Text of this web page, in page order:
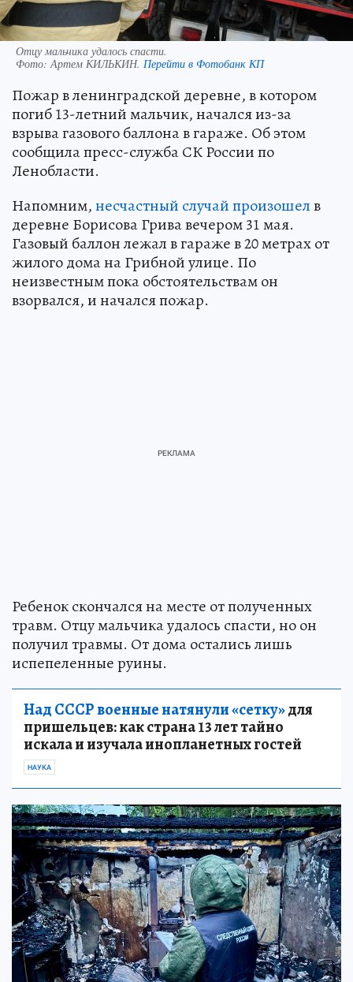
Отцу мальчика удалось спасти.
Фото:Артем КИЛЬКИН. Перейти в Фотобанк КП
Пожар в ленинградской деревне, в котором
погиб 13-летний мальчик, начался из-за
взрыва газового баллона в гараже. Об этом
сообщила пресс-служба СК России по
Ленобласти.
Напомним,несчастный случай произошелв
деревне Борисова Грива вечером 31 мая.
Газовый баллон лежал в гараже в 20 метрах от
жилого дома на Грибной улице. По
неизвестным пока обстоятельствам он
взорвался, и начался пожар.
Ребенок скончался на месте от полученных
травм. Отцу мальчика удалось спасти, но он
получил травмы. От дома остались лишь
испепеленные руины.
Над СССР военные натянули «сетку»для
пришельцев: как страна 13 лет тайно
искала и изучала инопланетных гостей
НАУКА